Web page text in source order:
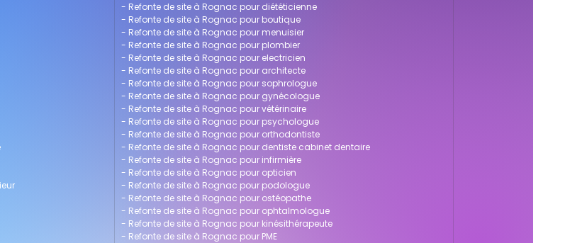
- Refonte de site à Rognac pour diététicienne
- Refonte de site à Rognac pour boutique
- Refonte de site à Rognac pour menuisier
- Refonte de site à Rognac pour plombier
- Refonte de site à Rognac pour electricien
- Refonte de site à Rognac pour architecte
- Refonte de site à Rognac pour sophrologue
- Refonte de site à Rognac pour gynécologue
- Refonte de site à Rognac pour vétérinaire
- Refonte de site à Rognac pour psychologue
- Refonte de site à Rognac pour orthodontiste
- Refonte de site à Rognac pour dentiste cabinet dentaire
- Refonte de site à Rognac pour infirmière
- Refonte de site à Rognac pour opticien
- Refonte de site à Rognac pour podologue
- Refonte de site à Rognac pour ostéopathe
- Refonte de site à Rognac pour ophtalmologue
- Refonte de site à Rognac pour kinésithérapeute
- Refonte de site à Rognac pour PME